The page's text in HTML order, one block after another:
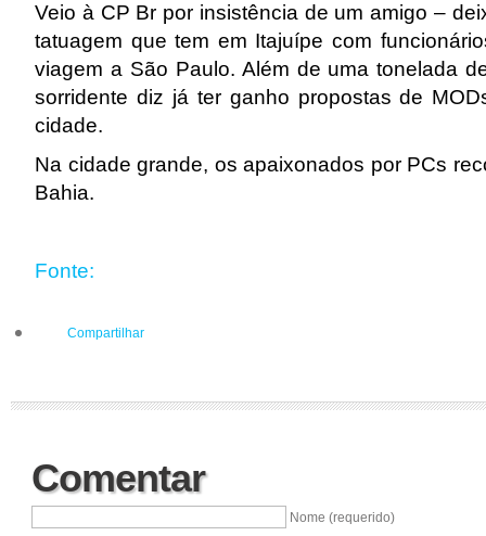
Veio à CP Br por insistência de um amigo –
tatuagem que tem em Itajuípe com
viagem a São Paulo. Além de uma tonelada
sorridente diz já ter ganho propostas de
cidade.
Na cidade grande, os apaixonados por PCs
Bahia.
Fonte:
Compartilhar
Comentar
Nome (requerido)